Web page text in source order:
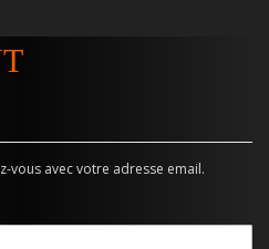
vous avec votre adresse email.